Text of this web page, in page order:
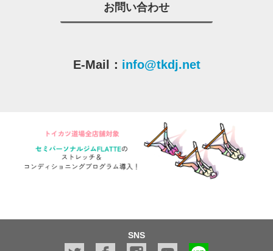
お問い合わせ
E-Mail： info@tkdj.net
SNS